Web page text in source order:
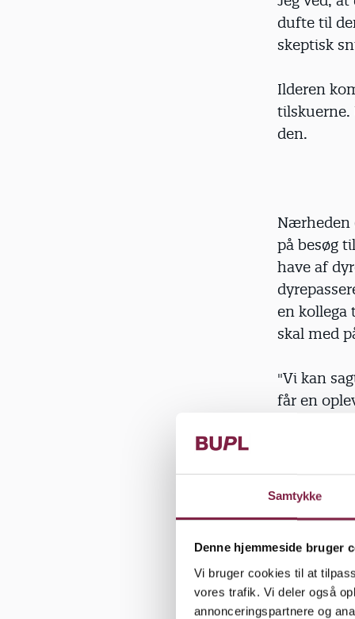
Samtykke
Denne hjemmeside bruger
Vi bruger cookies til at
vores trafik. Vi deler også
annonceringspartnere og
dufte til
skeptisk
Ilderen
tilskuerne.
den.
Nærheden
på besøg
have af
en kollega
skal med
"Vi kan
får en
forklarer
I kælderen